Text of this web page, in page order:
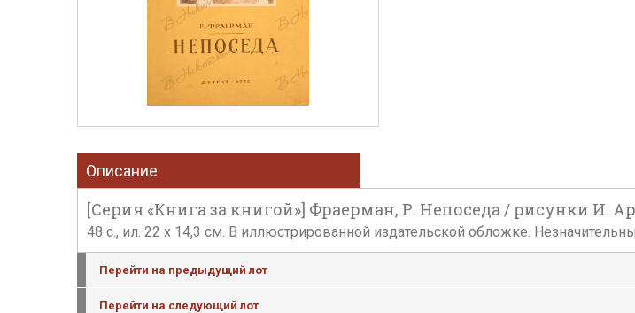
Описание
[Серия «Книга за книгой»] Фраерман, Р. Непоседа / рисунки И.
48 с., ил. 22 х 14,3 см. В иллюстрированной издательской обложке.
Перейти на предыдущий лот
Перейти на следующий лот